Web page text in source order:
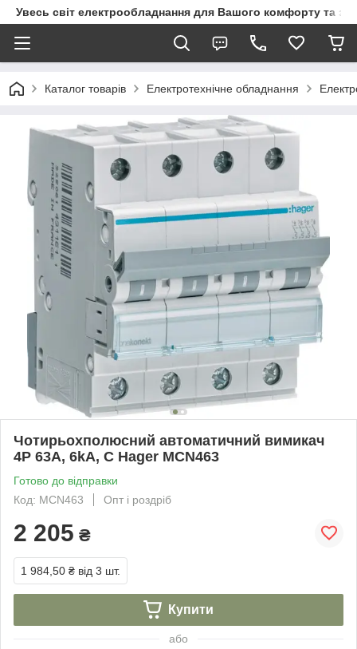
Увесь світ електрообладнання для Вашого комфорту та
Каталог товарів Електротехнічне обладнання
Чотирьохполюсний автоматичний вимикач
4P 63A, 6kA, C Hager MCN463
Готово до відправки
Код: MCN463
Опт і роздріб
2 205 ₴
1 984,50 ₴ від 3 шт.
Купити
або